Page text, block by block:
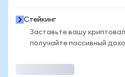
Стейкинг
Заставьте вашу
получайте пассивный